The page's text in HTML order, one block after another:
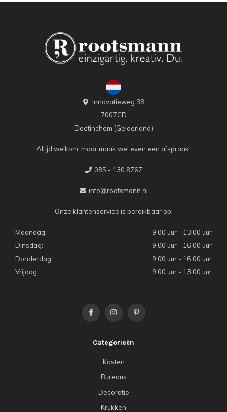
Innovatieweg 38
7007CD
Doetinchem (Gelderland)
Altijd welkom, maar maak wel even een afspraak!
085 - 130 8767
info@rootsmann.nl
Onze klantenservice is bereikbaar op:
Maandag:
9.00 uur - 13.00 uur
Dinsdag:
9.00 uur - 16.00 uur
Donderdag:
9.00 uur - 16.00 uur
Vrijdag:
9.00 uur - 13.00 uur
Categorieën
Kasten
Bureaus
Decoratie
Krukken